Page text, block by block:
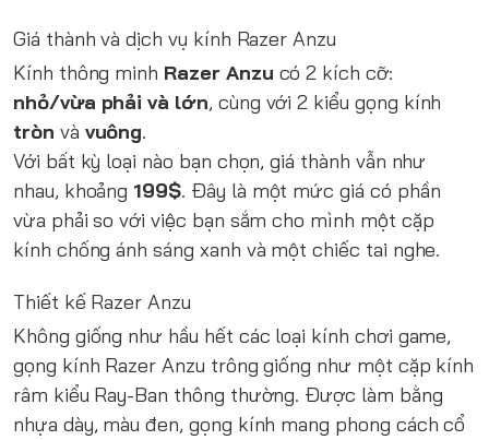
Giá thành và dịch vụ kính Razer Anzu
Kính thông minh Razer Anzu có 2 kích cỡ:
nhỏ/vừa phải và lớn, cùng với 2 kiểu gọng kính
tròn và vuông.
Với bất kỳ loại nào bạn chọn, giá thành vẫn như
nhau, khoảng 199$. Đây là một mức giá có phần
vừa phải so với việc bạn sắm cho mình một cặp
kính chống ánh sáng xanh và một chiếc tai nghe.
Thiết kế Razer Anzu
Không giống như hầu hết các loại kính chơi game,
gọng kính Razer Anzu trông giống như một cặp kính
râm kiểu Ray-Ban thông thường. Được làm bằng
nhựa dày, màu đen, gọng kính mang phong cách cổ